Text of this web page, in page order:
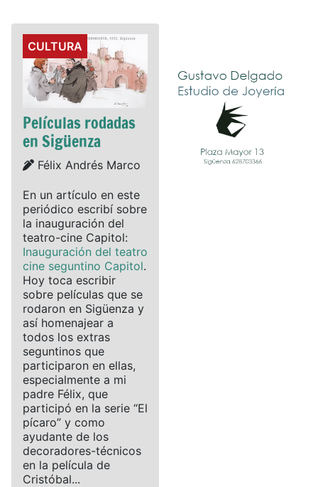
Details
CULTURA
Películas rodadas
en Sigüenza
Details
Félix Andrés Marco
En un artículo en este
periódico escribí sobre
la inauguración del
teatro-cine Capitol:
Inauguración del teatro
cine seguntino Capitol.
Hoy toca escribir
sobre películas que se
rodaron en Sigüenza y
así homenajear a
todos los extras
seguntinos que
participaron en ellas,
especialmente a mi
padre Félix, que
participó en la serie “El
pícaro” y como
ayudante de los
decoradores-técnicos
en la película de
Cristóbal...